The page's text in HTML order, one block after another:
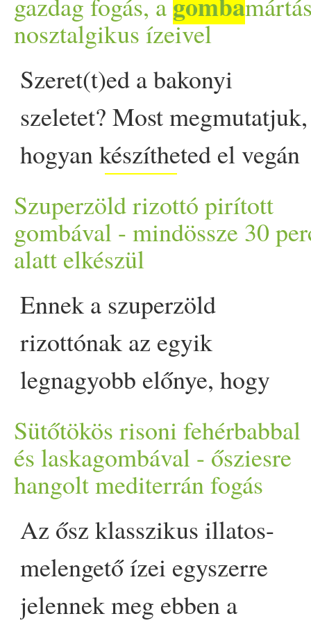
kritikai gondolkodását, és
léteznek árulkodó jelek,
Égtél már, mert kiderült,
figyelj, hogy időben
nosztalgikus ízeivel
Szeret(t)ed a bakonyi
szeletet? Most megmutatjuk,
hogyan készítheted el vegán
módra -gombamártással és
szejtánszelettel. Te is
emlékszel gyerekkorodból,
milyen volt hétvégenként a
tejfölös, gombás mártás
amely belengte az egész
házat? Vegánként vagy
vegetáriánusként sem kell
lemondani ezekről az
ez a bakonyi szelet a
bizonyíték rá. Textúrájában
ízvilágában is hozza a
Szuperzöld rizottó pirított
gombával - mindössze 30
alatt elkészül
Ennek a szuperzöld
rizottónak az egyik
legnagyobb előnye, hogy
percek alatt elkészíthető. A
ráadás pedig az ízek
harmóniája: a barna csiperke
földes karaktere a zöldborsó
krémes frissességével együtt
mennyei páros. Ez a
Sütőtökös risoni fehérbabbal
és laskagombával - ősziesre
hangolt mediterrán fogás
Az ősz klasszikus illatos-
melengető ízei egyszerre
jelennek meg ebben a